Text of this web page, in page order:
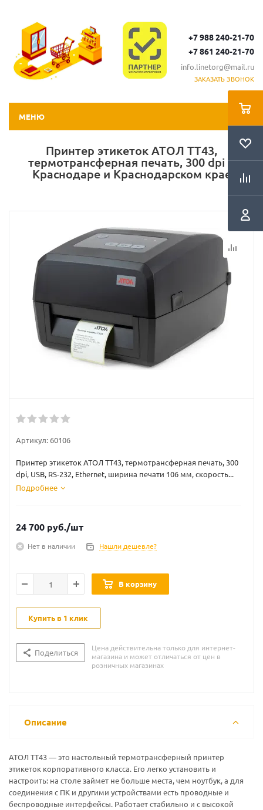
+7 988 240-21-70
+7 861 240-21-70
info.linetorg@mail.ru
ЗАКАЗАТЬ ЗВОНОК
МЕНЮ
Принтер этикеток АТОЛ TT43,
термотрансферная печать, 300 dpi в
Краснодаре и Краснодарском крае
Артикул:60106
Принтер этикеток АТОЛ TT43, термотрансферная печать, 300
dpi, USB, RS-232, Ethernet, ширина печати 106 мм, скорость...
Подробнее
24 700 руб./шт
Нет в наличии Нашли дешевле?
В корзину
Купить в 1 клик
Поделиться
Цена действительна только для интернет-
магазина и может отличаться от цен в
розничных магазинах
Описание
АТОЛ ТТ43 — это настольный термотрансферный принтер
этикеток корпоративного класса. Его легко установить и
настроить: на столе займет не больше места, чем ноутбук, а для
соединения с ПК и другими устройствами есть проводные и
беспроводные интерфейсы. Работает стабильно и с высокой